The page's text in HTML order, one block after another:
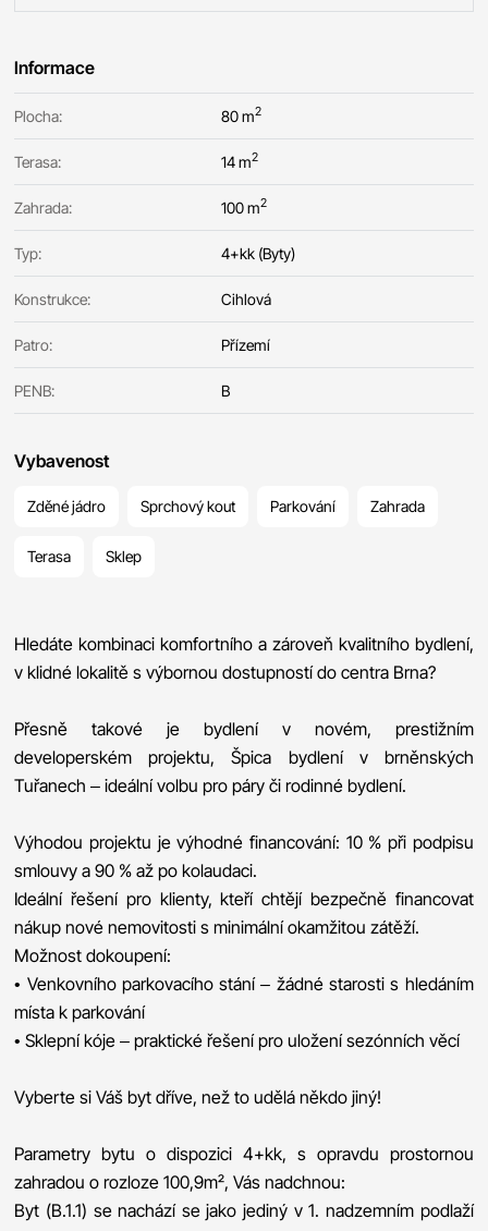
Informace
Plocha: 80 m2
Terasa: 14 m2
Zahrada: 100 m2
Typ: 4+kk (Byty)
Konstrukce: Cihlová
Patro: Přízemí
PENB: B
Vybavenost
Zděné jádro Sprchový kout Parkování Zahrada
Terasa Sklep
Hledáte kombinaci komfortního a zároveň kvalitního bydlení,
v klidné lokalitě s výbornou dostupností do centra Brna?
Přesně takové je bydlení v novém, prestižním
developerském projektu, Špica bydlení v brněnských
Tuřanech – ideální volbu pro páry či rodinné bydlení.
Výhodou projektu je výhodné financování: 10 % při podpisu
smlouvy a 90 % až po kolaudaci.
Ideální řešení pro klienty, kteří chtějí bezpečně financovat
nákup nové nemovitosti s minimální okamžitou zátěží.
Možnost dokoupení:
• Venkovního parkovacího stání – žádné starosti s hledáním
místa k parkování
• Sklepní kóje – praktické řešení pro uložení sezónních věcí
Vyberte si Váš byt dříve, než to udělá někdo jiný!
Parametry bytu o dispozici 4+kk, s opravdu prostornou
zahradou o rozloze 100,9m², Vás nadchnou:
Byt (B.1.1) se nachází se jako jediný v 1. nadzemním podlaží